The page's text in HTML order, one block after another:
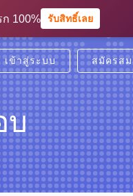
ครั้งแรก 20% รับสิทธิ์เลย
100% รับสิทธิ์เลย
เข้าสู่ระบบ สมัครส
บ